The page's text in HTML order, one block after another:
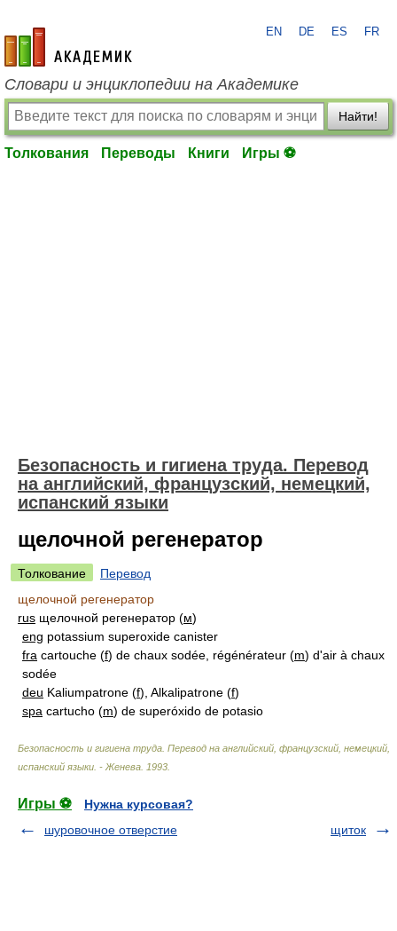
academic.ru
EN DE ES FR
Словари и энциклопедии на Академике
Найти!
Толкования Переводы Книги Игры ⚽
Безопасность и гигиена труда. Перевод
на английский, французский, немецкий,
испанский языки
щелочной регенератор
Толкование
Перевод
щелочной регенератор
rus щелочной регенератор (м)
eng potassium superoxide canister
fra cartouche (f) de chaux sodée, régénérateur (m) d'air à chaux
sodée
deu Kaliumpatrone (f), Alkalipatrone (f)
spa cartucho (m) de superóxido de potasio
Безопасность и гигиена труда. Перевод на английский, французский, немецкий,
испанский языки. - Женева 1993
Игры ⚽
Нужна курсовая?
шуровочное отверстие
щиток